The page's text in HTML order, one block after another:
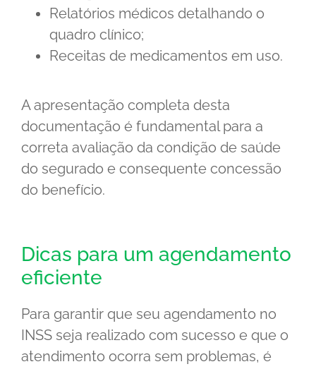
Relatórios médicos detalhando o
quadro clínico;
Receitas de medicamentos em uso.
A apresentação completa desta
documentação é fundamental para a
correta avaliação da condição de saúde
do segurado e consequente concessão
do benefício.
Dicas para um agendamento
eficiente
Para garantir que seu agendamento no
INSS seja realizado com sucesso e que o
atendimento ocorra sem problemas, é